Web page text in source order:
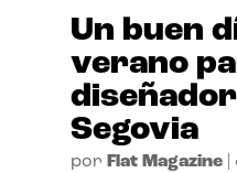
Un buen
verano
Segovia
por Flat Magazine|